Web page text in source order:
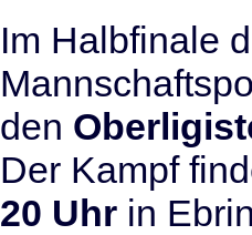
Im Halbfinale
den
Der Kampf
20 Uhrin